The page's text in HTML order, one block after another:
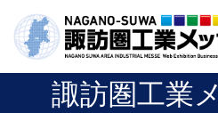
諏訪圏工業